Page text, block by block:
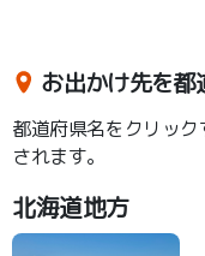
お出かけ先を都
都道府県名をクリッ
されます。
北海道地方